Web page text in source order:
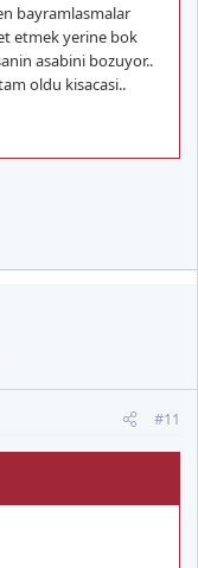
bayramlasmalar
etmek yerine bok
asabini bozuyor..
oldu kisacasi..
#11